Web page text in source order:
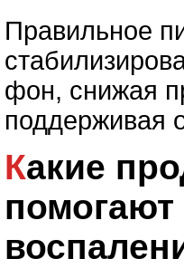
Правильное
фон, снижая
поддерживая
Какие продукты